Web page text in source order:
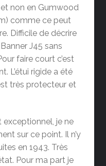
non en Gumwood
comme ce peut
Difficile de décrire
J45 sans
faire court c’est
L’étui rigide a été
très protecteur et
exceptionnel, je ne
sur ce point. Il n’y
en 1943. Très
Pour ma part je